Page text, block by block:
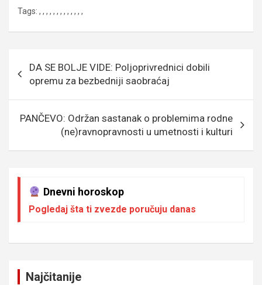
ce
o
o
k
tt
g
e
er
A
p
p
Tags: , , , , , , , , , , , , ,
чланка
DA SE BOLJE VIDE: Poljoprivrednici dobili
opremu za bezbedniji saobraćaj
PANČEVO: Održan sastanak o problemima rodne
(ne)ravnopravnosti u umetnosti i kulturi
Dnevni horoskop
Pogledaj šta ti zvezde poručuju danas
Najčitanije